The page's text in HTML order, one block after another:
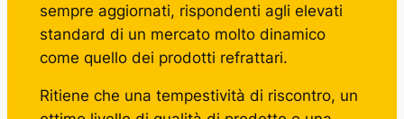
sempre aggiornati, rispondenti agli elevati
standard di un mercato molto dinamico
come quello dei prodotti refrattari.
Ritiene che una tempestività di riscontro, un